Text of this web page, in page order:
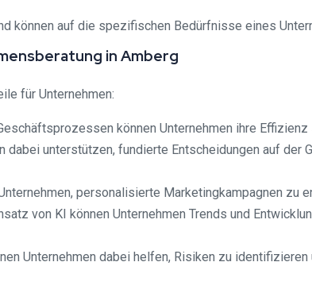
können auf die spezifischen Bedürfnisse eines
in Amberg
für Unternehmen:
können Unternehmen ihre
dabei unterstützen, fundierte Entscheidungen auf der
personalisierte Marketingkampagnen zu
von KI können Unternehmen Trends und
Unternehmen dabei helfen, Risiken zu